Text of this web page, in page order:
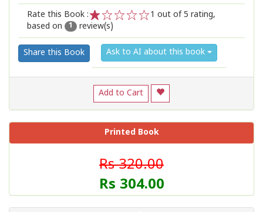
Rate this Book :
2
1
1 out of 5 rating,
based on
1 review(s)
Share this Book Ask to AI about this book
Add to Cart
Printed Book
Rs 320.00
Rs 304.00